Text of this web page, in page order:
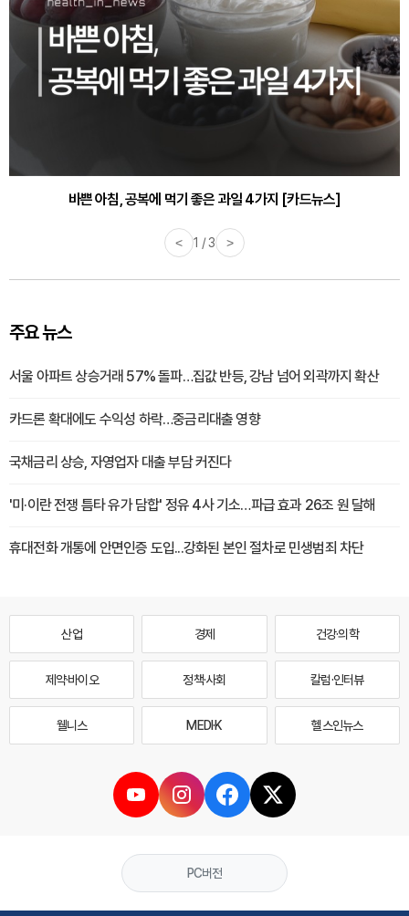
바쁜 아침, 공복에 먹기 좋은 과일 4가지 [카드뉴스]
< 1 / 3 >
주요 뉴스
서울 아파트 상승거래 57% 돌파…집값 반등, 강남 넘어 외곽까지 확산
카드론 확대에도 수익성 하락…중금리대출 영향
국채금리 상승, 자영업자 대출 부담 커진다
'미·이란 전쟁 틈타 유가 담합' 정유 4사 기소…파급 효과 26조 원 달해
휴대전화 개통에 안면인증 도입...강화된 본인 절차로 민생범죄 차단
산업 경제 건강·의학
제약·바이오 정책·사회 칼럼·인터뷰
웰니스 MEDI·K 헬스인뉴스
PC버전